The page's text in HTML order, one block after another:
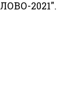
2021".